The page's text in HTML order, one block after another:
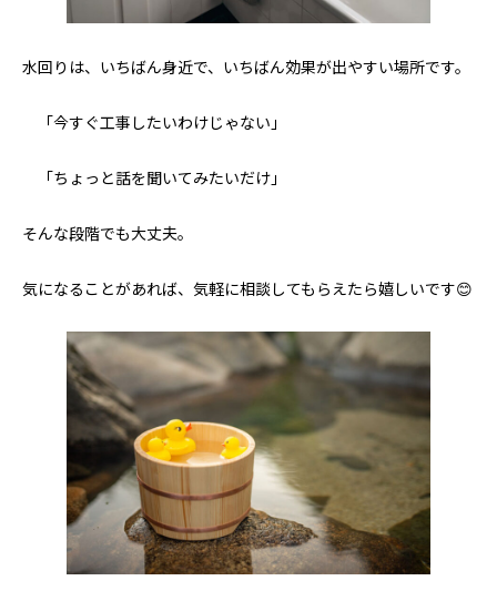
水回りは、いちばん身近で、いちばん効果が出やすい場所です。
「今すぐ工事したいわけじゃない」
「ちょっと話を聞いてみたいだけ」
そんな段階でも大丈夫。
気になることがあれば、気軽に相談してもらえたら嬉しいです😊